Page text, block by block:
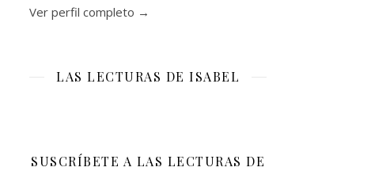
Ver perfil completo →
LAS LECTURAS DE ISABEL
SUSCRÍBETE A LAS LECTURAS DE